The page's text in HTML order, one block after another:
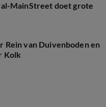
MainStreet doet grote
Rein van Duivenboden en
Kolk